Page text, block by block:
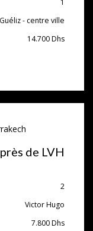
1
Guéliz - centre ville
14.700Dhs
de LVH
2
Victor Hugo
7.800Dhs